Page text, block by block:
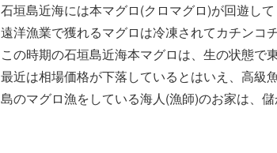
石垣島近海には本マグロ(クロマグロ)が回遊し
遠洋漁業で獲れるマグロは冷凍されてカチンコ
この時期の石垣島近海本マグロは、生の状態で
最近は相場価格が下落しているとはいえ、高級
島のマグロ漁をしている海人(漁師)のお家は、